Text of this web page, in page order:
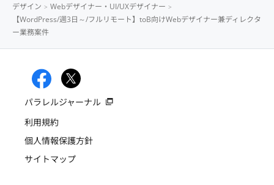
デザイン
Webデザイナー・UI/UXデザイナー
【WordPress/週3日～/フルリモート】toB向けWebデザイナー兼ディレクタ
ー業務案件
パラレルジャーナル
利用規約
個人情報保護方針
サイトマップ